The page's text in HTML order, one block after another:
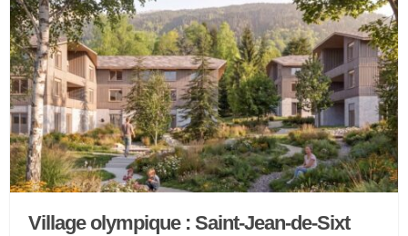
Village olympique : Saint-Jean-de-Sixt